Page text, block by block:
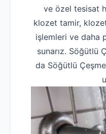
ve özel tesisat
klozet tamir,
işlemleri ve daha
sunarız. Söğütlü
da Söğütlü